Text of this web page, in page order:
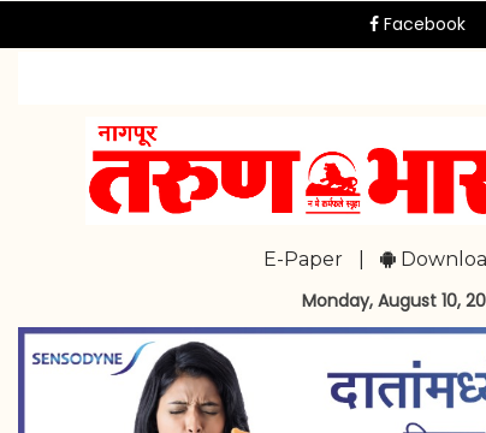
Facebook
E-Paper
Monday, August 10,